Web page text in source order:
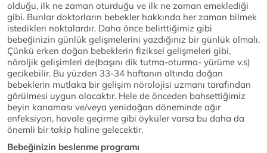
olduğu, ilk ne zaman oturduğu ve ilk ne zaman emeklediği
gibi. Bunlar doktorların bebekler hakkında her zaman bilmek
istedikleri noktalardır. Daha önce belirttiğimiz gibi
bebeğinizin günlük gelişmelerini yazdığınız bir günlük olmalı.
Çünkü erken doğan bebeklerin fiziksel gelişmeleri gibi,
nöroljik gelişimleri de(başını dik tutma-oturma- yürüme v.s)
gecikebilir. Bu yüzden 33-34 haftanın altında doğan
bebeklerin mutlaka bir gelişim nörolojisi uzmanı tarafından
görülmesi uygun olacaktır. Hele de önceden bahsettiğimiz
beyin kanaması ve/veya yenidoğan döneminde ağır
enfeksiyon, havale geçirme gibi öyküler varsa bu daha da
önemli bir takip haline gelecektir.
Bebeğinizin beslenme programı